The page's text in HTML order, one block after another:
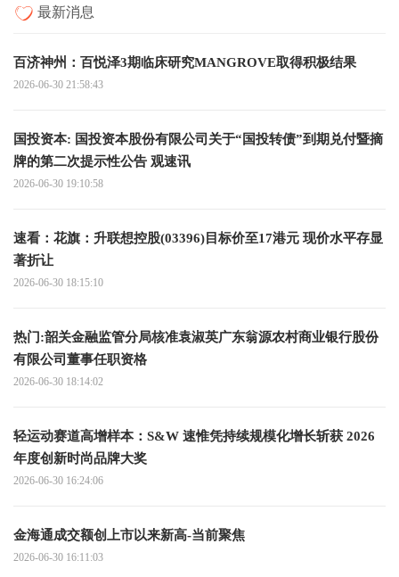
最新消息
百济神州：百悦泽3期临床研究MANGROVE取得积极结果
2026-06-30 21:58:43
国投资本: 国投资本股份有限公司关于“国投转债”到期兑付暨摘
牌的第二次提示性公告 观速讯
2026-06-30 19:10:58
速看：花旗：升联想控股(03396)目标价至17港元 现价水平存显
著折让
2026-06-30 18:15:10
热门:韶关金融监管分局核准袁淑英广东翁源农村商业银行股份
有限公司董事任职资格
2026-06-30 18:14:02
轻运动赛道高增样本：S&W 速惟凭持续规模化增长斩获 2026
年度创新时尚品牌大奖
2026-06-30 16:24:06
金海通成交额创上市以来新高-当前聚焦
2026-06-30 16:11:03